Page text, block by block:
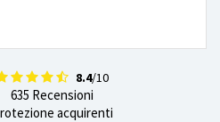
8.4/10
635 Recensioni
acquirenti